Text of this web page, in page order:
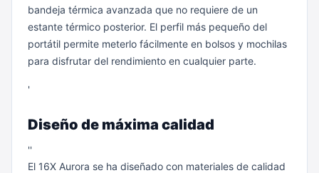
bandeja térmica avanzada que no requiere de un
estante térmico posterior. El perfil más pequeño del
portátil permite meterlo fácilmente en bolsos y mochilas
para disfrutar del rendimiento en cualquier parte.
'
Diseño de máxima calidad
''
El 16X Aurora se ha diseñado con materiales de calidad